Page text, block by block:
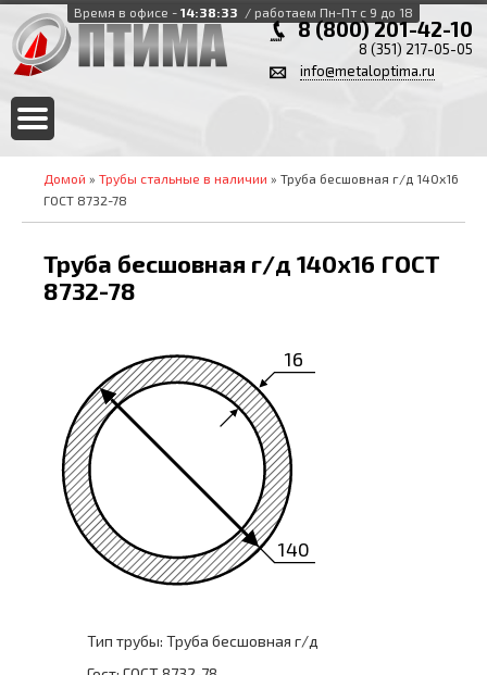
Время в офисе - 14:38:34 / работаем Пн-Пт с 9 до 18
8 (800) 201-42-10
8 (351) 217-05-05
info@metaloptima.ru
Домой » Трубы стальные в наличии » Труба бесшовная г/д 140х16
ГОСТ 8732-78
Труба бесшовная г/д 140х16 ГОСТ
8732-78
140
16
Тип трубы: Труба бесшовная г/д